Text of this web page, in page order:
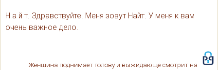
Н а й т. Здравствуйте. Меня зовут Найт. У меня к вам
очень важное дело.
Женщина поднимает голову и выжидающе смотрит на